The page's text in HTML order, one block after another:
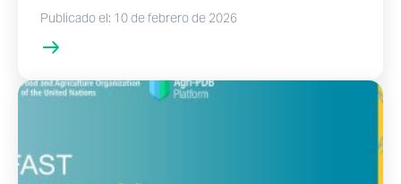
Publicado el: 10 de febrero de 2026